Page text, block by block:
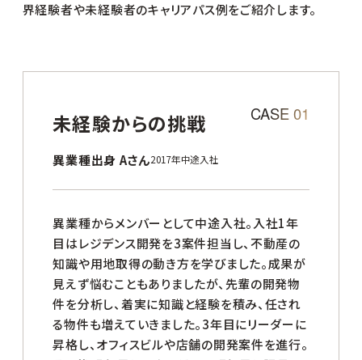
界経験者や未経験者のキャリアパス例をご紹介します。
CASE 01
未経験からの挑戦
異業種出身 Aさん2017年中途入社
異業種からメンバーとして中途入社。入社1年
目はレジデンス開発を3案件担当し、不動産の
知識や用地取得の動き方を学びました。成果が
見えず悩むこともありましたが、先輩の開発物
件を分析し、着実に知識と経験を積み、任され
る物件も増えていきました。3年目にリーダーに
昇格し、オフィスビルや店舗の開発案件を進行。